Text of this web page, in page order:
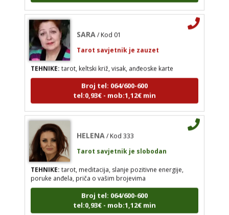
tel:0,93€ - mob:1,12€ min
Tarot savjetnik je slobodan
tarot, meditacija, slanje pozitivne
energije, poruke anđela, priča o vašim brojevima
Broj tel: 064/600-600
DOMINIK/ Kod 127
Tarot savjetnik je zauzet
astrologija – natalna i horarna,
SARA
Tarot savjetnik je zauzet
TEHNIKE:tarot, keltski križ, visak, anđeoske karte
Broj tel: 064/600-600
tel:0,93€ - mob:1,12€ min
HELENA
Tarot savjetnik je slobodan
TEHNIKE:tarot, meditacija, slanje pozitivne energije,
poruke anđela, priča o vašim brojevima
Broj tel: 064/600-600
tel:0,93€ - mob:1,12€ min